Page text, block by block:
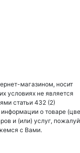
магазином, носит
условиях не является
статьи 432 (2)
о товаре
и (или) услуг,
с Вами.